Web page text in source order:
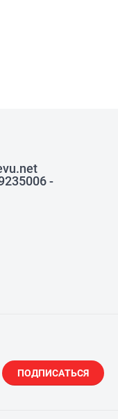
-
ПОДПИСАТЬСЯ